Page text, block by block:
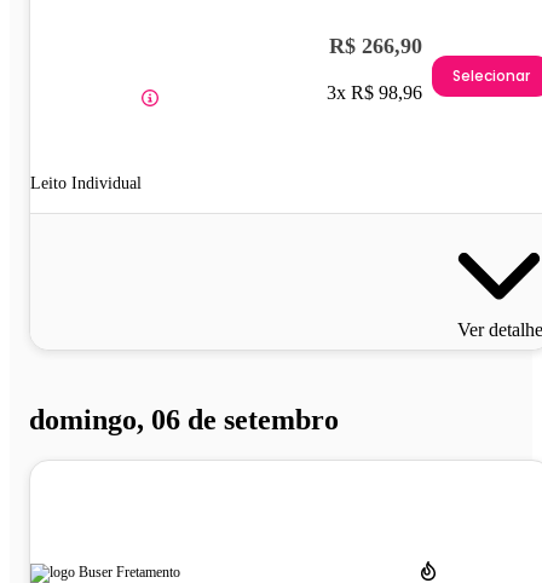
Leito Individual
R$ 266,90
3x R$ 98,96
Selecionar
Ver
domingo, 06 de setembro